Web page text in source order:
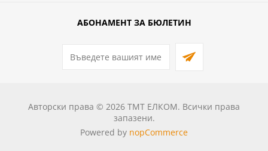
АБОНАМЕНТ ЗА БЮЛЕТИН
Авторски права © 2026 ТМТ ЕЛКОМ. Всички права
запазени.
Powered by nopCommerce